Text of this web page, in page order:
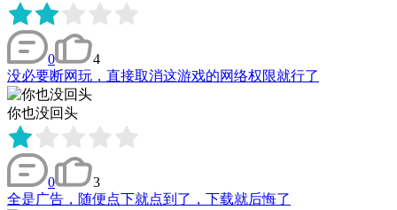
0
4
没必要断网玩，直接取消这游戏的网络权限就行了
你也没回头
0
3
全是广告，随便点下就点到了，下载就后悔了